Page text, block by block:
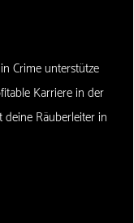
Crime unterstütze
Karriere in der
deine Räuberleiter in